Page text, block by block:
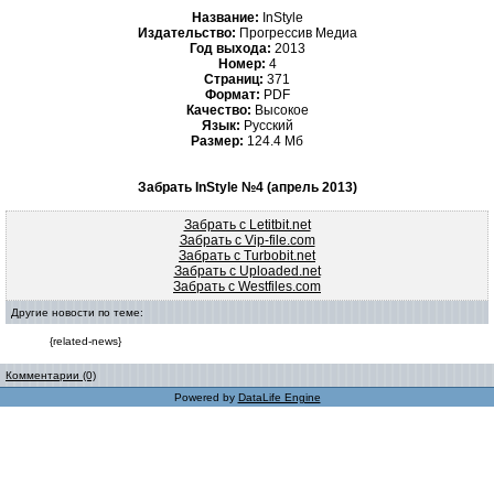
Название: InStyle
Издательство: Прогрессив Медиа
Год выхода: 2013
Номер: 4
Страниц: 371
Формат: PDF
Качество: Высокое
Язык: Русский
Размер: 124.4 Мб
Забрать InStyle №4 (апрель 2013)
Забрать с Letitbit.net
Забрать с Vip-file.com
Забрать с Turbobit.net
Забрать с Uploaded.net
Забрать с Westfiles.com
Другие новости по теме:
{related-news}
Комментарии (0)
Powered by DataLife Engine